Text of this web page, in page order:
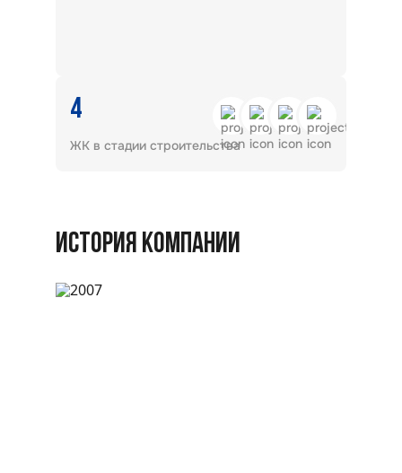
4
ЖК в стадии строительства
ИСТОРИЯ КОМПАНИИ